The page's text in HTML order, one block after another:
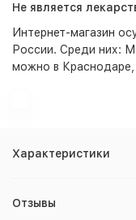
Не является
Интернет-магазин
России. Среди них:
можно в
Характеристики
Отзывы